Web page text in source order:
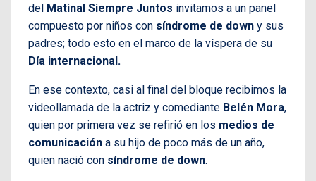
del Matinal Siempre Juntos invitamos a un panel
compuesto por niños con síndrome de down y sus
padres; todo esto en el marco de la víspera de su
Día internacional.
En ese contexto, casi al final del bloque recibimos la
videollamada de la actriz y comediante Belén Mora,
quien por primera vez se refirió en los medios de
comunicación a su hijo de poco más de un año,
quien nació con síndrome de down.